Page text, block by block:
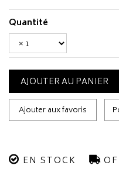
Quantité
AJOUTER AU PANIER
Ajouter aux favoris
EN STOCK